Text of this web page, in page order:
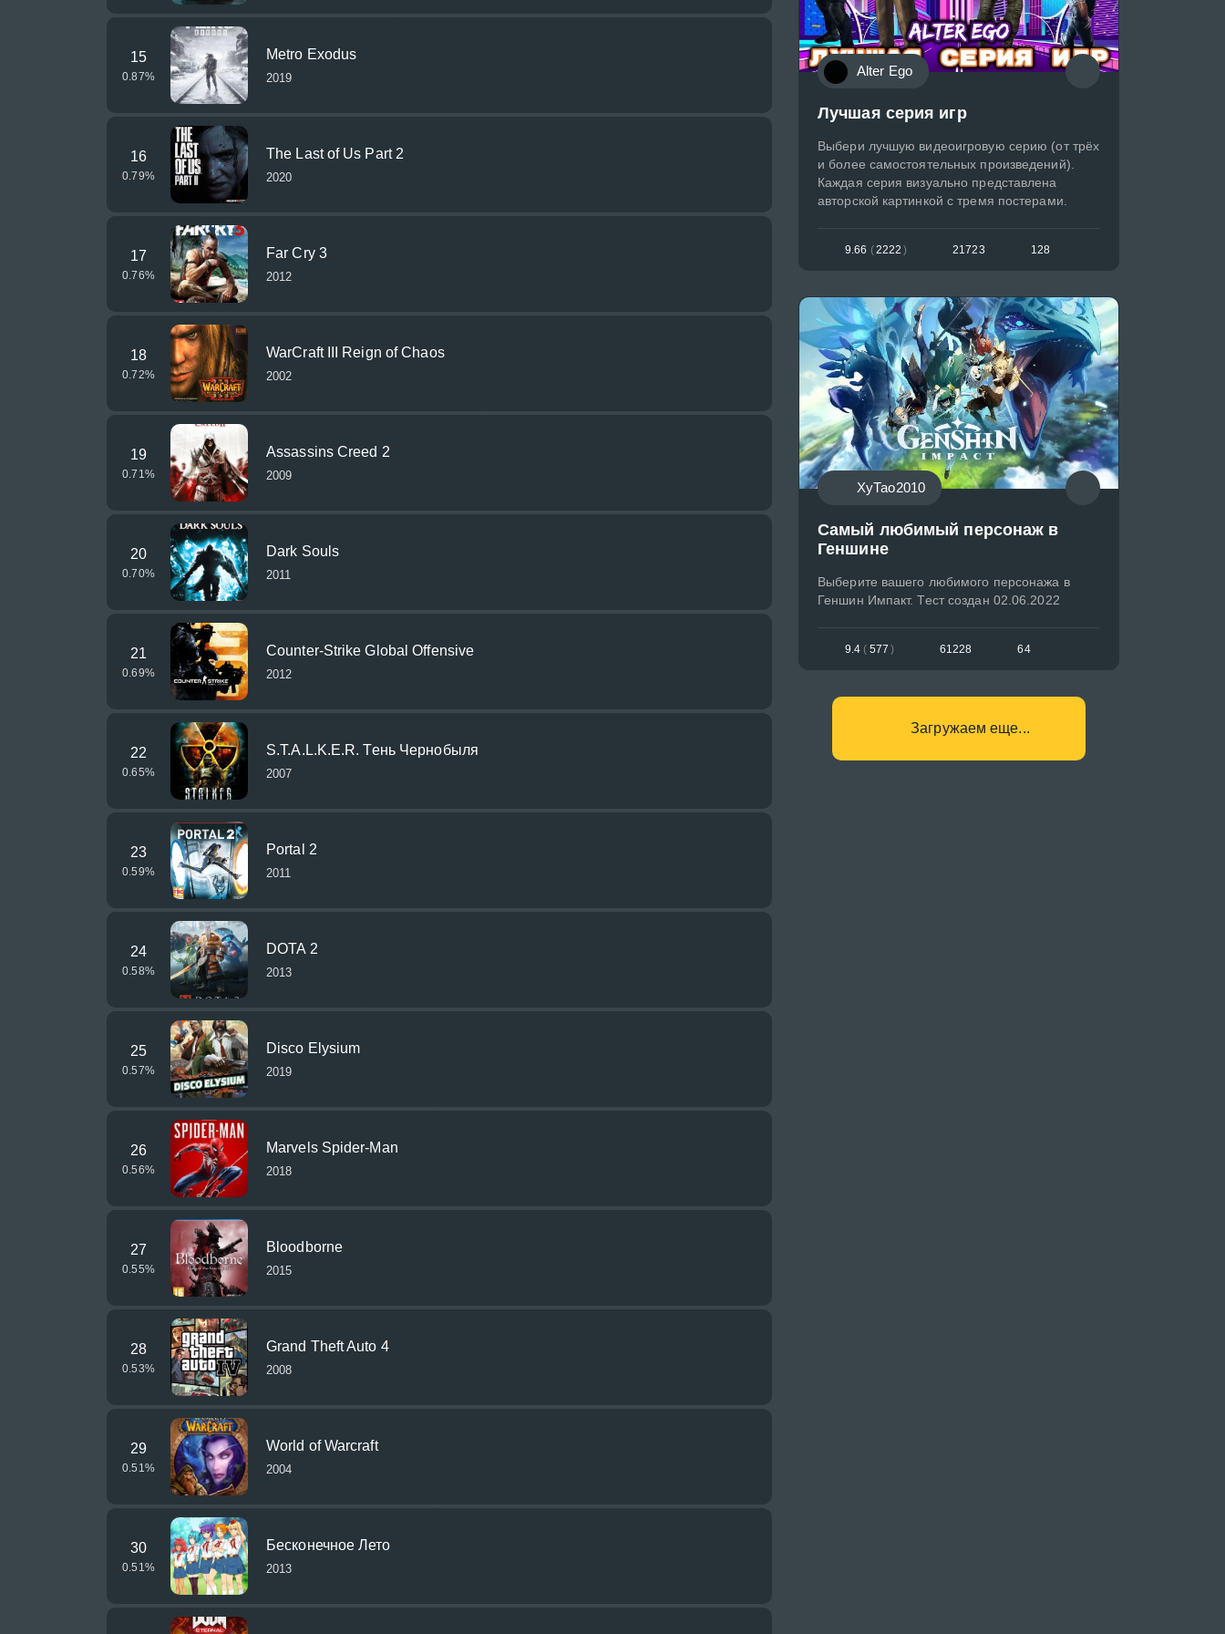
15
0.87%
Metro Exodus
2019
16
0.79%
The Last of Us Part 2
2020
17
0.76%
Far Cry 3
2012
18
0.72%
WarCraft III Reign of Chaos
2002
19
0.71 %
Assassins Creed 2
2009
20
0.70%
Dark Souls
2011
21
0.69%
Counter-Strike Global Offensive
2012
22
0.65%
S.T.A.L.K.E.R. Тень Чернобыля
2007
23
0.59%
Portal 2
2011
24
0.58%
DOTA 2
2013
25
0.57%
Disco Elysium
2019
26
0.56%
Marvels Spider-Man
2018
27
0.55%
Bloodborne
2015
28
0.53%
Grand Theft Auto 4
2008
29
0.51 %
World of Warcraft
2004
30
0.51 %
Бесконечное Лето
2013
Alter Ego
Лучшая серия игр
Выбери лучшую видеоигровую серию (от трёх
и более самостоятельных произведений).
Каждая серия визуально представлена
авторской картинкой с тремя постерами.
9.66 (2222 ) 21723 128
ХуТао2010
Самый любимый персонаж в
Геншине
Выберите вашего любимого персонажа в
Геншин Импакт. Тест создан 02.06.2022
9.4 ( 577 ) 61228 64
Загружаем еще...